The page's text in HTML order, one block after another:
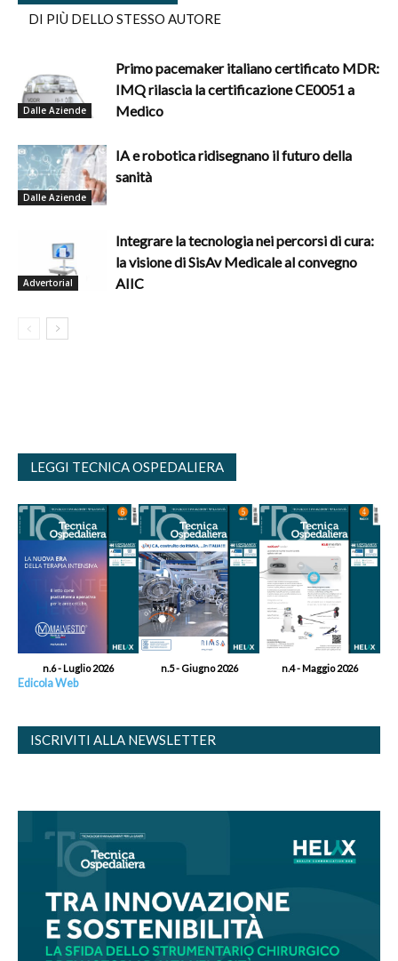
DI PIÙ DELLO STESSO AUTORE
Dalle Aziende
Primo pacemaker italiano certificato MDR:
IMQ rilascia la certificazione CE0051 a
Medico
Dalle Aziende
IA e robotica ridisegnano il futuro della
sanità
Advertorial
Integrare la tecnologia nei percorsi di cura:
la visione di SisAv Medicale al convegno
AIIC
LEGGI TECNICA OSPEDALIERA
n.6 - Luglio 2026 n.5 - Giugno 2026 n.4 - Maggio 2026
Edicola Web
ISCRIVITI ALLA NEWSLETTER